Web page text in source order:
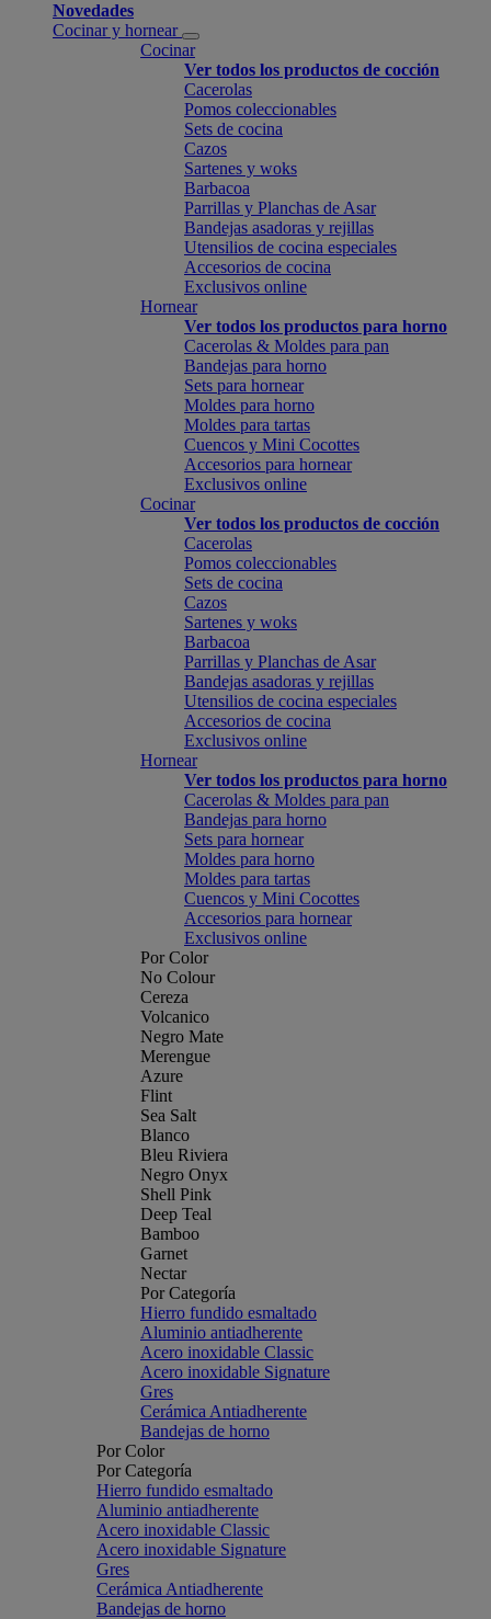
Novedades
Cocinar y hornear
Cocinar
Ver todos los productos de cocción
Cacerolas
Pomos coleccionables
Sets de cocina
Cazos
Sartenes y woks
Barbacoa
Parrillas y Planchas de Asar
Bandejas asadoras y rejillas
Utensilios de cocina especiales
Accesorios de cocina
Exclusivos online
Hornear
Ver todos los productos para horno
Cacerolas & Moldes para pan
Bandejas para horno
Sets para hornear
Moldes para horno
Moldes para tartas
Cuencos y Mini Cocottes
Accesorios para hornear
Exclusivos online
Cocinar
Ver todos los productos de cocción
Cacerolas
Pomos coleccionables
Sets de cocina
Cazos
Sartenes y woks
Barbacoa
Parrillas y Planchas de Asar
Bandejas asadoras y rejillas
Utensilios de cocina especiales
Accesorios de cocina
Exclusivos online
Hornear
Ver todos los productos para horno
Cacerolas & Moldes para pan
Bandejas para horno
Sets para hornear
Moldes para horno
Moldes para tartas
Cuencos y Mini Cocottes
Accesorios para hornear
Exclusivos online
Por Color
No Colour
Cereza
Volcanico
Negro Mate
Merengue
Azure
Flint
Sea Salt
Blanco
Bleu Riviera
Negro Onyx
Shell Pink
Deep Teal
Bamboo
Garnet
Nectar
Por Categoría
Hierro fundido esmaltado
Aluminio antiadherente
Acero inoxidable Classic
Acero inoxidable Signature
Gres
Cerámica Antiadherente
Bandejas de horno
Por Color
Por Categoría
Hierro fundido esmaltado
Aluminio antiadherente
Acero inoxidable Classic
Acero inoxidable Signature
Gres
Cerámica Antiadherente
Bandejas de horno